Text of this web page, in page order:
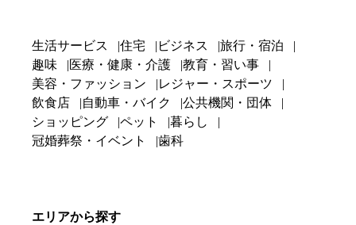
生活サービス 住宅 ビジネス
旅行・宿泊
趣味
医療・健康・介護
教育・習い事
美容・ファッション
レジャー・スポーツ
飲食店
自動車・バイク
公共機関・団体
ショッピング
ペット
暮らし
冠婚葬祭・イベント
歯科
エリアから探す